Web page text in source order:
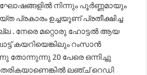
നിന്നും പൂർണ്ണമായും
പ്രകാരം ഉച്ചയൂണ് പ്രതീക്ഷിച്ച
. നേരെ മറ്റൊരു ഹോട്ടൽ ആയ
കയറിയെങ്കിലും റംസാൻ
തോന്നുന്നു 20 പേരെ ഒന്നിച്ചു
ലഞ്ച് റെഡി